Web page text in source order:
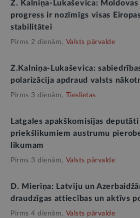
Z. Kalniņa-Lukaševica:
progress ir nozīmīgs visas
stabilitātei
Pirms 2 dienām, Valsts pārvalde
Z.Kalniņa-Lukaševica:
polarizācija apdraud valsts
Pirms 3 dienām, Tieslietas
Latgales apakškomisijas
priekšlikumiem austrumu
likumam
Pirms 3 dienām, Valsts pārvalde
D. Mieriņa: Latviju un
draudzīgas attiecības un aktīvs
Pirms 4 dienām, Valsts pārvalde